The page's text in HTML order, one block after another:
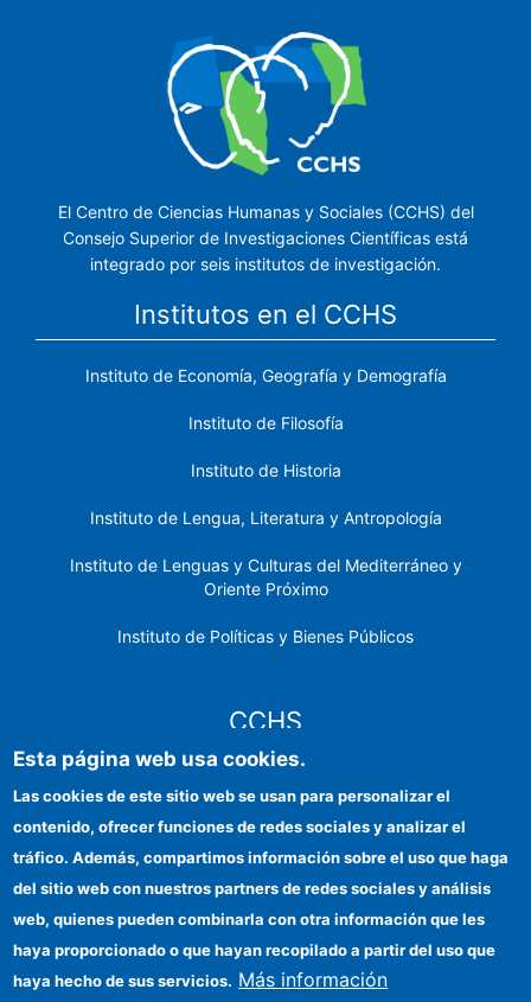
El Centro de Ciencias Humanas y Sociales (CCHS) del
Consejo Superior de Investigaciones Científicas está
integrado por seis institutos de investigación.
Institutos en el CCHS
Instituto de Economía, Geografía y Demografía
Instituto de Filosofía
Instituto de Historia
Instituto de Lengua, Literatura y Antropología
Instituto de Lenguas y Culturas del Mediterráneo y
Oriente Próximo
Instituto de Políticas y Bienes Públicos
CCHS
Identidad institucional
Ayudas FEDER
Organismos financiadores
Esta página web usa cookies.
Las cookies de este sitio web se usan para personalizar el
contenido, ofrecer funciones de redes sociales y analizar el
tráfico. Además, compartimos información sobre el uso que haga
del sitio web con nuestros partners de redes sociales y análisis
web, quienes pueden combinarla con otra información que les
haya proporcionado o que hayan recopilado a partir del uso que
haya hecho de sus servicios. Más información